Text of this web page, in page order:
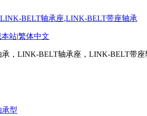
站|繁体中文
，LINK-BELT轴承座，LINK-BELT带座
型